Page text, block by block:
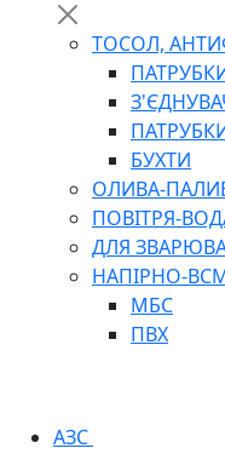
ТОСОЛ,
БУХТИ
ОЛИВА-
ПОВІТРЯ-
ДЛЯ
НАПІРНО-
МБС
ПВХ
АЗС